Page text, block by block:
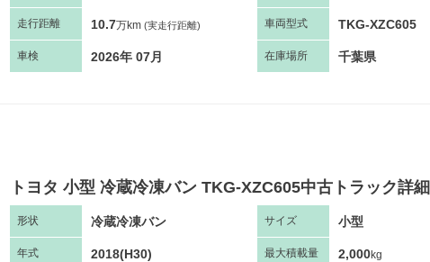
走行距離 10.7万km (実走行距離) 車両型式 TKG-XZC605
車検 2026年 07月 在庫場所 千葉県
トヨタ 小型 冷蔵冷凍バン TKG-XZC605中古トラック詳細
形状 冷蔵冷凍バン サイズ 小型
年式 2018(H30) 最大積載量 2,000kg